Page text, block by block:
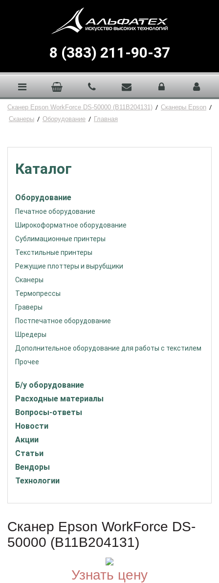
8 (383) 211-90-37
Сканер Epson WorkForce DS-50000 (B11B204131) / Сканеры Epson /
Сканеры / Оборудование / Главная
Каталог
Оборудование
Печатное оборудование
Широкоформатное оборудование
Сублимационные принтеры
Текстильные принтеры
Режущие плоттеры и вырубщики
Сканеры
Термопрессы
Граверы
Постпечатное оборудование
Шредеры
Дополнительное оборудование для работы с текстилем
Прочее
Б/у оборудование
Расходные материалы
Вопросы-ответы
Новости
Акции
Статьи
Вендоры
Технологии
Сканер Epson WorkForce DS-
50000 (B11B204131)
Узнать цену